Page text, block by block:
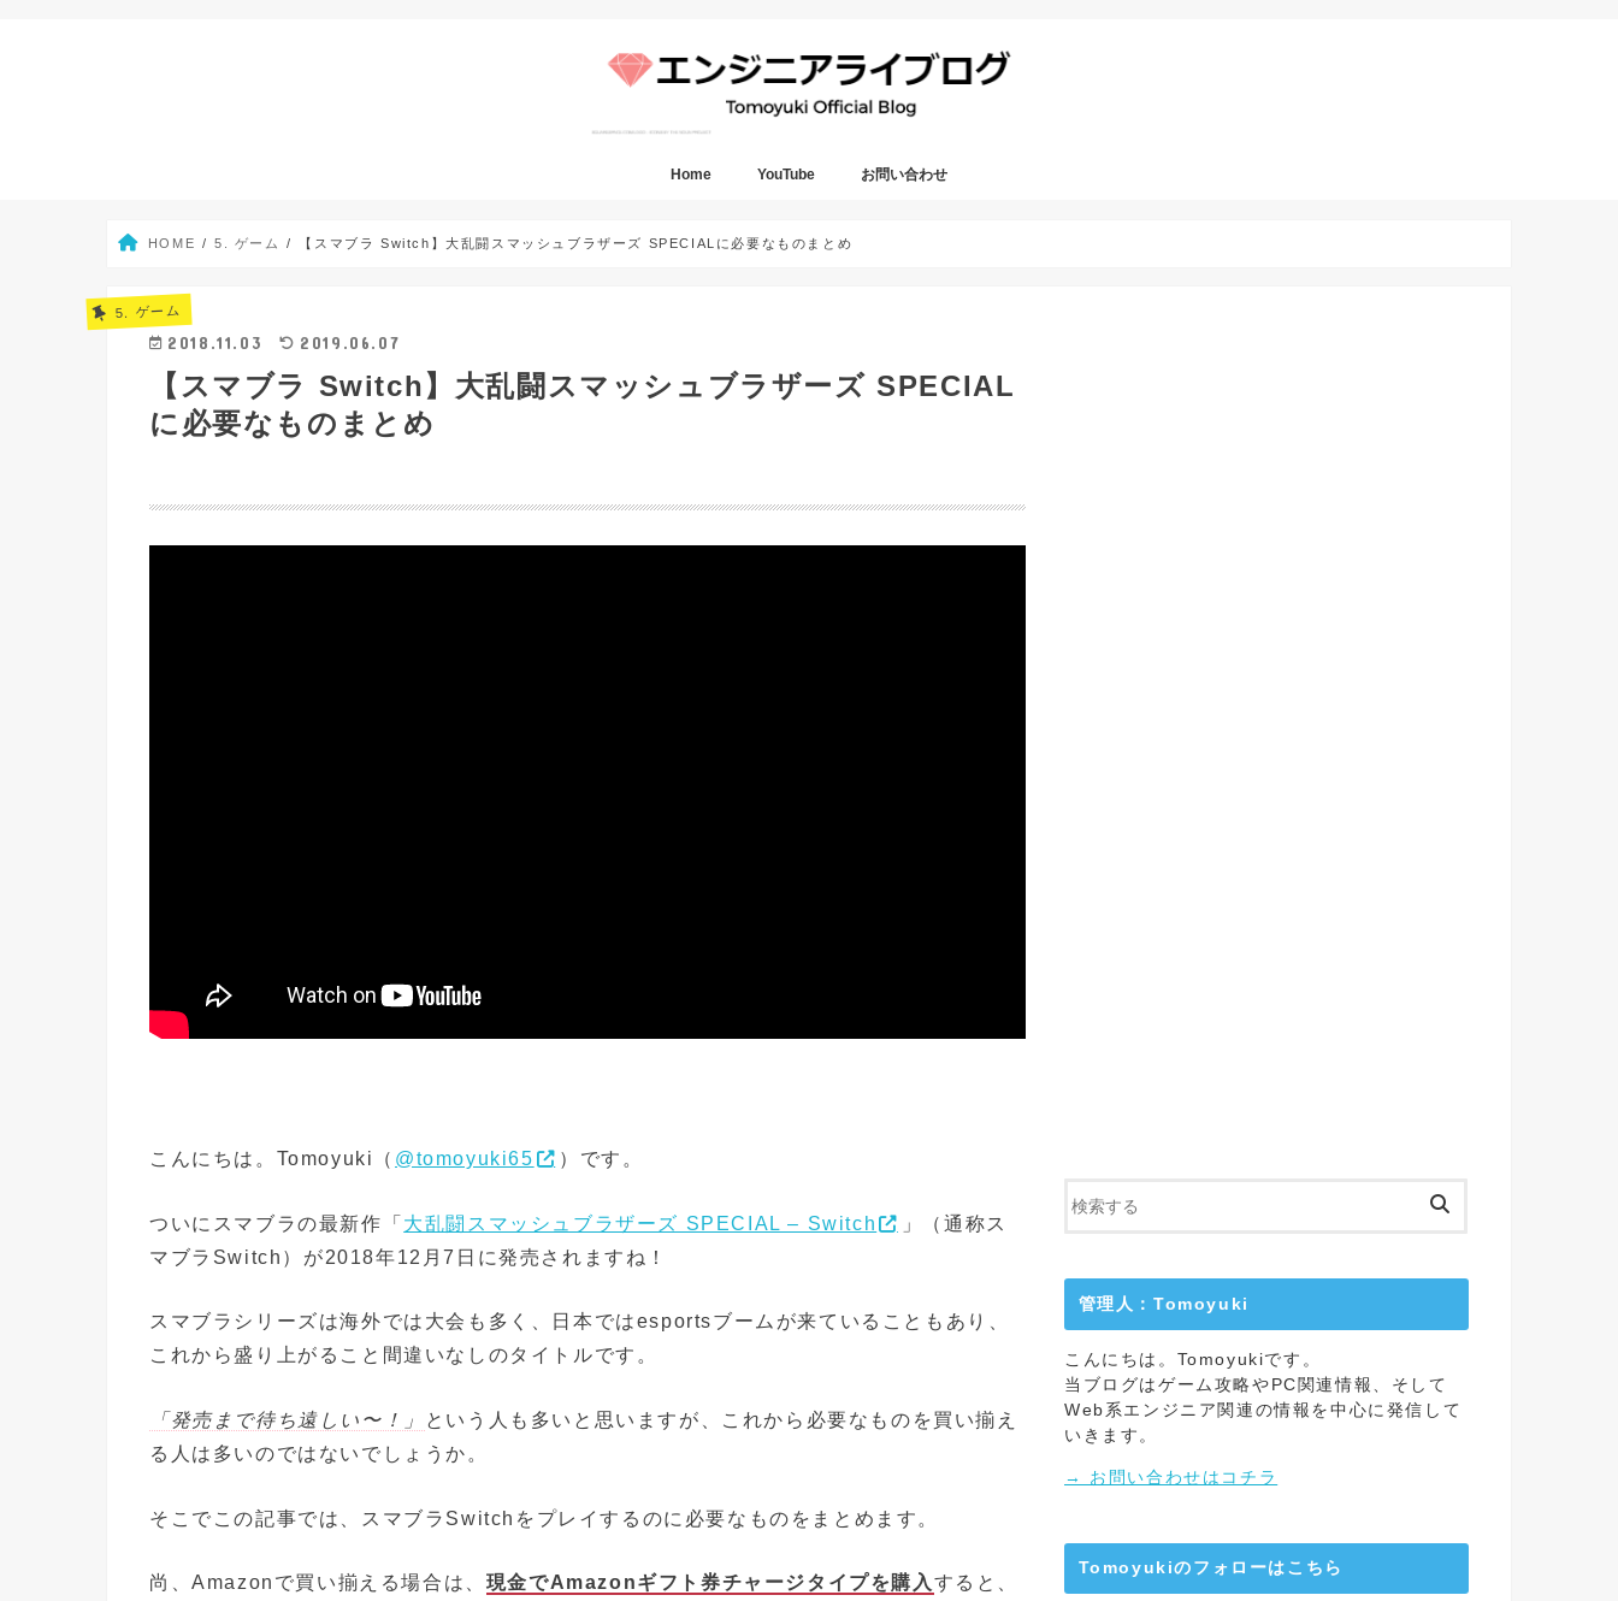
Home YouTube お問い合わせ
HOME 5. ゲーム 【スマブラ Switch】大乱闘スマッシュブラザーズ SPECIALに必要なものまとめ
5. ゲーム
2018.11.03 2019.06.07
【スマブラ Switch】大乱闘スマッシュブラザーズ SPECIAL
に必要なものまとめ
こんにちは。Tomoyuki（ @tomoyuki65 ）です。
ついにスマブラの最新作「 大乱闘スマッシュブラザーズ SPECIAL – Switch
」（通称ス
マブラSwitch）が2018年12月7日に発売されますね！
スマブラシリーズは海外では大会も多く、日本ではesportsブームが来ていることもあり、
これから盛り上がること間違いなしのタイトルです。
「発売まで待ち遠しい〜！」
という人も多いと思いますが、これから必要なものを買い揃え
る人は多いのではないでしょうか。
そこでこの記事では、スマブラSwitchをプレイするのに必要なものをまとめます。
尚、Amazonで買い揃える場合は、 現金でAmazonギフト券チャージタイプを購入 すると、
管理人：Tomoyuki
こんにちは。Tomoyukiです。
当ブログはゲーム攻略やPC関連情報、そして
Web系エンジニア関連の情報を中心に発信して
いきます。
→ お問い合わせはコチラ
Tomoyukiのフォローはこちら